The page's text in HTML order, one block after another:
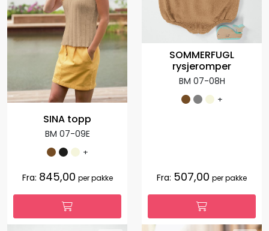
SINA topp
BM 07-09E
+
Fra: 845,00 per pakke
SOMMERFUGL
rysjeromper
BM 07-08H
+
Fra: 507,00 per pakke